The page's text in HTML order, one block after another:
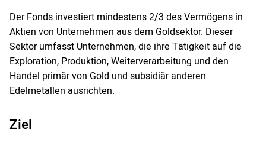
Der Fonds investiert mindestens 2/3 des Vermögens in
Aktien von Unternehmen aus dem Goldsektor. Dieser
Sektor umfasst Unternehmen, die ihre Tätigkeit auf die
Exploration, Produktion, Weiterverarbeitung und den
Handel primär von Gold und subsidiär anderen
Edelmetallen ausrichten.
Ziel